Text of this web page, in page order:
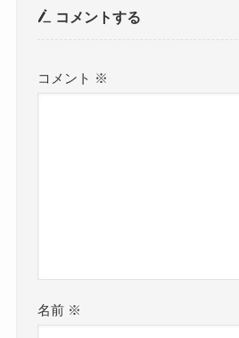
コメントする
コメント ※
名前 ※